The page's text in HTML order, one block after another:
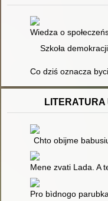
Wiedza o
Szkoła demokracji
Co dziś oznacza
Chto obijme
Mene zvati Lada. A
Pro bìdnogo